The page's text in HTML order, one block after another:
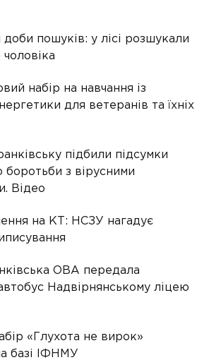
доби пошуків: у лісі розшукали
чоловіка
набір на навчання із
для ветеранів та їхніх
підбили підсумки
боротьби з вірусними
Відео
на КТ: НСЗУ нагадує
ОВА передала
Надвірнянському ліцею
«Глухота не вирок»
базі ІФНМУ